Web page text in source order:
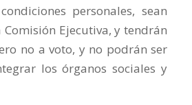
personales, sean
Ejecutiva, y tendrán
no a voto, y no podrán ser
los órganos sociales y